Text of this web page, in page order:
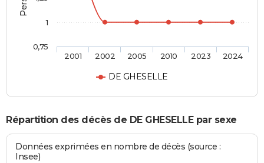
DE GHESELLE
2001 2002 2005 2010 2023 2024
0,75
1
Répartition des décès de DE GHESELLE par sexe
Données exprimées en nombre de décès (source :
Insee)